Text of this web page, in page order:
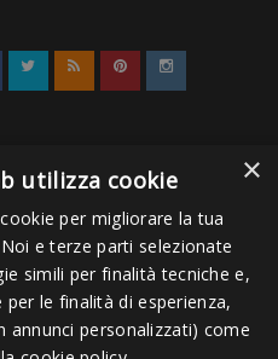
carbonato, L-leucina,
ossido, aromi, sodio
creatina monoidrato, L-
creatina piruvato,
L-lisina cloridrato,
Accettati
×
utilizza cookie
per migliorare la tua
e terze parti selezionate
simili per finalità tecniche e,
le finalità di esperienza,
annunci personalizzati) come